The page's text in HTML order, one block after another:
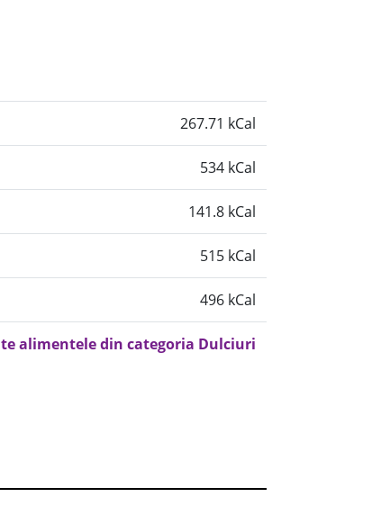
267.71 kCal
534 kCal
141.8 kCal
515 kCal
496 kCal
alimentele din categoria Dulciuri